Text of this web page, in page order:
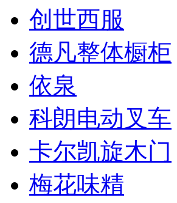
创世西服
德凡整体橱柜
依泉
科朗电动叉车
卡尔凯旋木门
梅花味精